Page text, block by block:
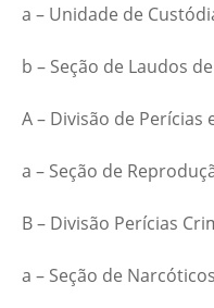
a – Unidade de
b – Seção de Laudos
A – Divisão de Perícias
a – Seção de
B – Divisão Perícias
a – Seção de Narcóticos